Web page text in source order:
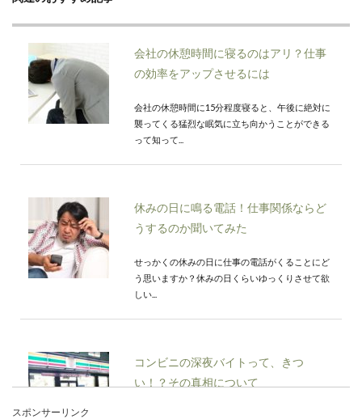
会社の休憩時間に寝るのはアリ？仕事
の効率をアップさせるには
会社の休憩時間に15分程度寝ると、午後に絶対に
襲ってくる猛烈な眠気に立ち向かうことができる
って知って...
休みの日に鳴る電話！仕事関係ならど
うするのか聞いてみた
せっかくの休みの日に仕事の電話がくることにど
う思いますか？休みの日くらいゆっくりさせて欲
しい...
コンビニの深夜バイトって、きつ
い！？その真相について
スポンサーリンク